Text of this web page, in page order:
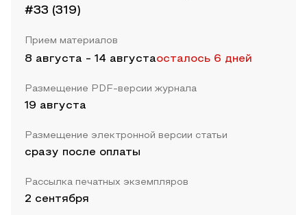
#33 (319)
Прием материалов
8 августа - 14 августаосталось 6 дней
Размещение PDF-версии журнала
19 августа
Размещение электронной версии статьи
сразу после оплаты
Рассылка печатных экземпляров
2 сентября